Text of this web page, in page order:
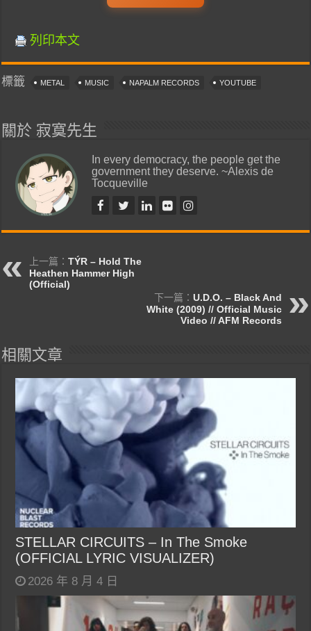
列印本文
標籤 METAL MUSIC NAPALM RECORDS YOUTUBE
關於 寂寞先生
In every democracy, the people get the
government they deserve. ~Alexis de
Tocqueville
上一篇：TÝR – Hold The
Heathen Hammer High
(Official)
下一篇： U.D.O. – Black And
White (2009) // Official Music
Video // AFM Records
相關文章
STELLAR CIRCUITS – In The Smoke
(OFFICIAL LYRIC VISUALIZER)
2026 年 8 月 4 日